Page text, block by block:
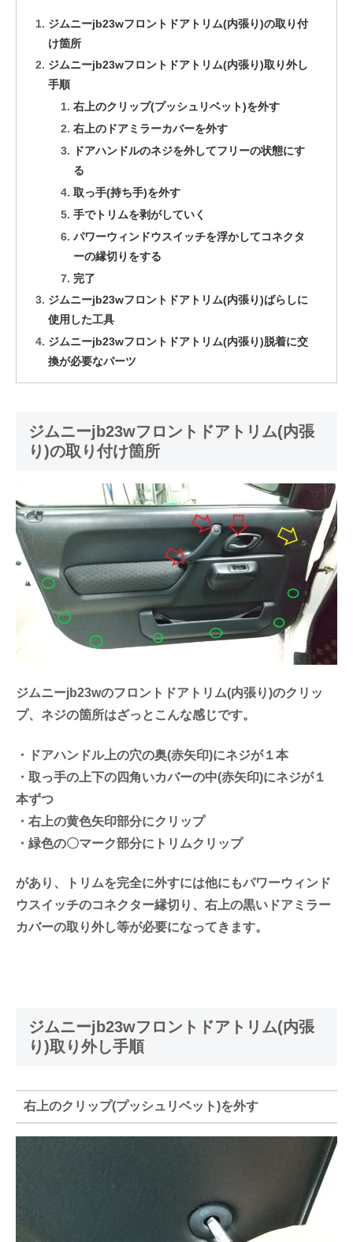
ジムニーjb23wフロントドアトリム(内張り)の取り付
け箇所
ジムニーjb23wフロントドアトリム(内張り)取り外し
手順
右上のクリップ(プッシュリベット)を外す
右上のドアミラーカバーを外す
ドアハンドルのネジを外してフリーの状態にす
る
取っ手(持ち手)を外す
手でトリムを剥がしていく
パワーウィンドウスイッチを浮かしてコネクタ
ーの縁切りをする
完了
ジムニーjb23wフロントドアトリム(内張り)ばらしに
使用した工具
ジムニーjb23wフロントドアトリム(内張り)脱着に交
換が必要なパーツ
ジムニーjb23wフロントドアトリム(内張
り)の取り付け箇所
ジムニーjb23wのフロントドアトリム(内張り)のクリッ
プ、ネジの箇所はざっとこんな感じです。
・ドアハンドル上の穴の奥(赤矢印)にネジが１本
・取っ手の上下の四角いカバーの中(赤矢印)にネジが１
本ずつ
・右上の黄色矢印部分にクリップ
・緑色の〇マーク部分にトリムクリップ
があり、トリムを完全に外すには他にもパワーウィンド
ウスイッチのコネクター縁切り、右上の黒いドアミラー
カバーの取り外し等が必要になってきます。
ジムニーjb23wフロントドアトリム(内張
り)取り外し手順
右上のクリップ(プッシュリベット)を外す